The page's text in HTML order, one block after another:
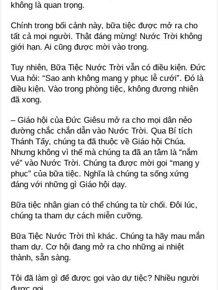
không là quan trọng.
Chính trong bối cảnh này, bữa tiệc được mở ra cho
tất cả mọi người. Thật đáng mừng! Nước Trời không
giới hạn. Ai cũng được mời vào trong.
Tuy nhiên, Bữa Tiệc Nước Trời vẫn có điều kiện. Đức
Vua hỏi: “Sao anh không mang y phục lễ cưới”. Đó là
điều kiện. Vào trong phòng tiệc, không đương nhiên
đã xong.
– Giáo hội của Đức Giêsu mở ra cho mọi dân nẻo
đường chắc chắn dẫn vào Nước Trời. Qua Bí tích
Thánh Tẩy, chúng ta đã thuộc về Giáo hội Chúa.
Nhưng không vì thế mà chúng ta đã an tâm là “nắm
vé” vào Nước Trời. Chúng ta được mời gọi “mang y
phục” của bữa tiệc. Nghĩa là chúng ta sống xứng
đáng với những gì Giáo hội dạy.
Bữa tiệc nhân gian có thể chúng ta từ chối. Đôi lúc,
chúng ta tham dự cách miễn cưỡng.
Bữa Tiệc Nước Trời thì khác. Chúng ta hãy mau mắn
tham dự. Cơ hội đang mở ra cho những ai nhiệt
thành, sẵn sàng.
Tôi đã làm gì để được gọi vào dự tiệc? Nhiều người